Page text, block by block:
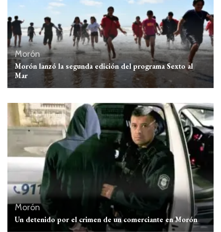
Morón
Morón lanzó la segunda edición del programa Sexto al
Mar
Morón
Un detenido por el crimen de un comerciante en Morón